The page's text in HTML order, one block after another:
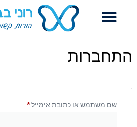
התחברות
שם משתמש או כתובת אימייל*